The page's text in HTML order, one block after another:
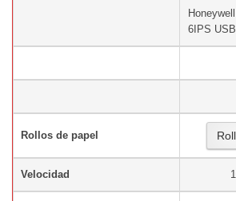
6IPS
Rollos de papel
Velocidad